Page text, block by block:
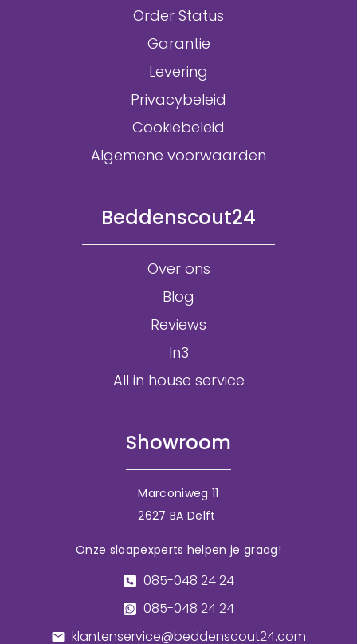
Order Status
Garantie
Levering
Privacybeleid
Cookiebeleid
Algemene voorwaarden
Beddenscout24
Over ons
Blog
Reviews
In3
All in house service
Showroom
Marconiweg 11
2627 BA Delft
Onze slaapexperts helpen je graag!
085-048 24 24
085-048 24 24
klantenservice@beddenscout24.com